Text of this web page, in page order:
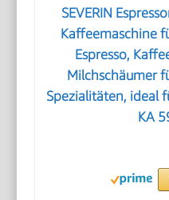
SEVERIN
Kaffeemaschine
Espresso,
Milchschäumer
Spezialitäten, ideal
KA